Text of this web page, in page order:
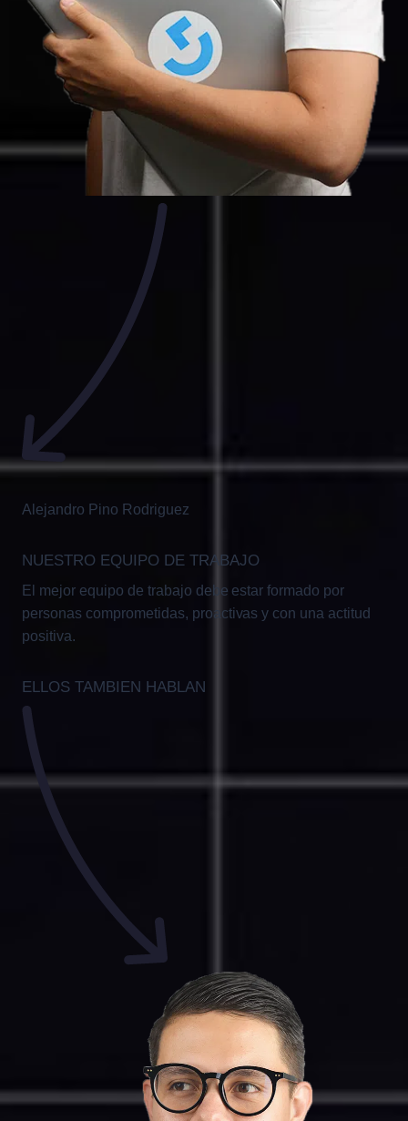
Alejandro Pino Rodriguez
NUESTRO EQUIPO DE TRABAJO
El mejor equipo de trabajo debe estar formado por
personas comprometidas, proactivas y con una actitud
positiva.
ELLOS TAMBIEN HABLAN